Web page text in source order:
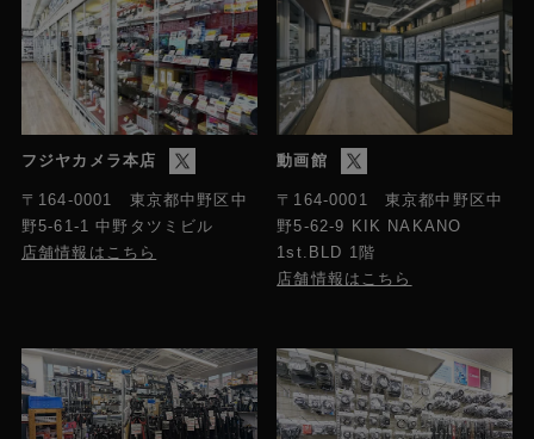
フジヤカメラ本店
〒164-0001 東京都中野区中
野5-61-1 中野タツミビル
店舗情報はこちら
動画館
〒164-0001 東京都中野区中
野5-62-9 KIK NAKANO
1st.BLD 1階
店舗情報はこちら